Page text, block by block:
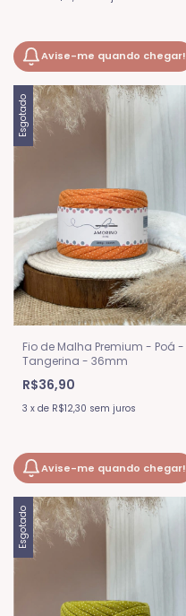
Avise-me quando chegar!
Esgotado
Fio de Malha Premium - Poá -
Tangerina - 36mm
R$36,90
3 x de R$12,30 sem juros
Avise-me quando chegar!
Esgotado